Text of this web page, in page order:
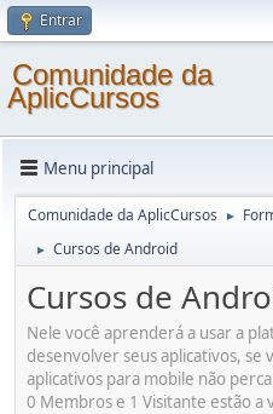
Entrar
Comunidade da
AplicCursos
Menu principal
Comunidade da AplicCursos ►
► Cursos de Android
Cursos de
Nele você aprenderá a usar a
desenvolver seus aplicativos,
aplicativos para mobile não
0 Membros e 1 Visitante estão a